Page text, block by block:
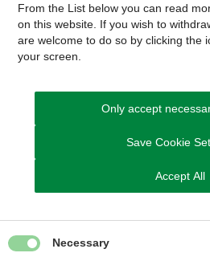
From the List below you can read
on this website. If you wish to
are welcome to do so by clicking the
your screen.
Only accept
Save Cookie
Accept All
Necessary